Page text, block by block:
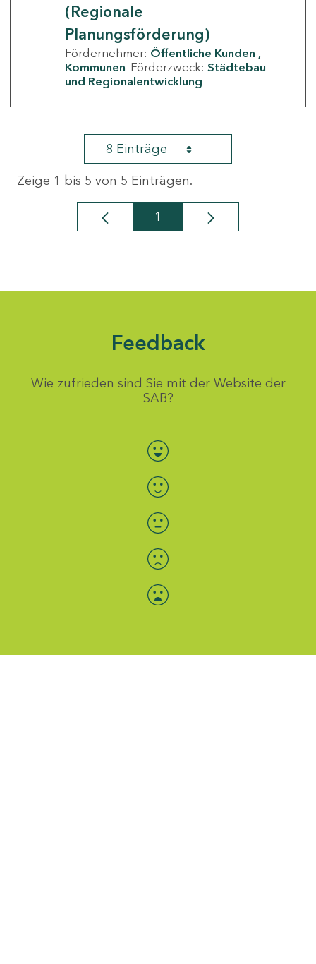
(Regionale
Planungsförderung)
Fördernehmer: Öffentliche Kunden
Kommunen Förderzweck: Städtebau
und Regionalentwicklung
8 Einträge
Zeige 1 bis 5 von 5 Einträgen.
Seite
1
Feedback
Wie zufrieden sind Sie mit der Website der
SAB?
Bewertung auswählen